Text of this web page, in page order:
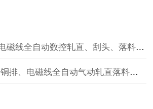
线全自动数控轧直、刮头、落料一体机
、电磁线全自动气动轧直落料机（通用）